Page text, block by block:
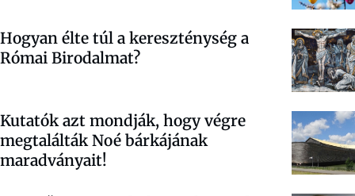
Hogyan élte túl a kereszténység a
Római Birodalmat?
Kutatók azt mondják, hogy végre
megtalálták Noé bárkájának
maradványait!